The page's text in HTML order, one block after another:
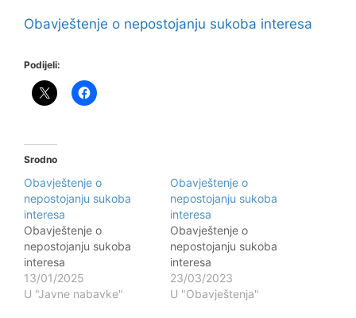
Obavještenje o nepostojanju sukoba interesa
Podijeli:
Srodno
Obavještenje o
nepostojanju sukoba
interesa
Obavještenje o
nepostojanju sukoba
interesa
13/01/2025
U "Javne nabavke"
Obavještenje o
nepostojanju sukoba
interesa
Obavještenje o
nepostojanju sukoba
interesa
23/03/2023
U "Obavještenja"